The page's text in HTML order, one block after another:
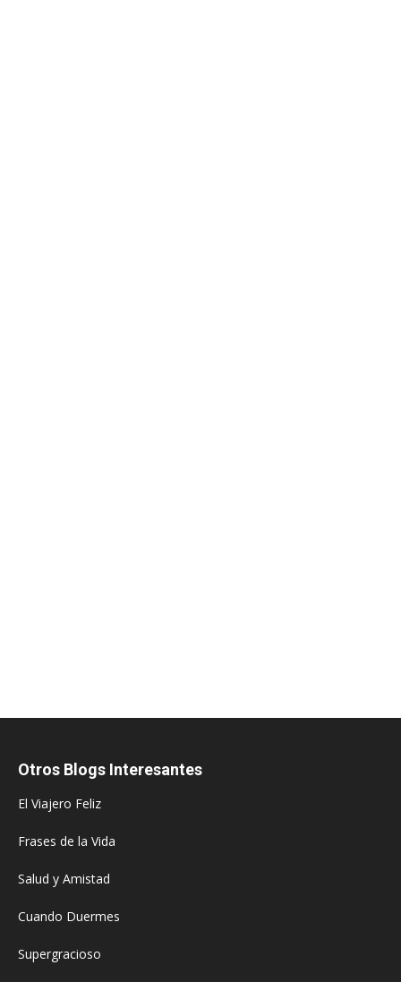
Otros Blogs Interesantes
El Viajero Feliz
Frases de la Vida
Salud y Amistad
Cuando Duermes
Supergracioso